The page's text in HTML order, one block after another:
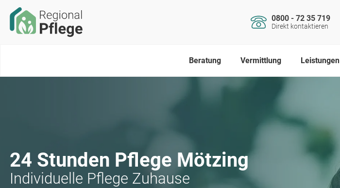
0800 - 72 35 719
Direkt kontaktieren
Beratung Vermittlung Leistungen
24 Stunden Pflege Mötzing
Individuelle Pflege Zuhause